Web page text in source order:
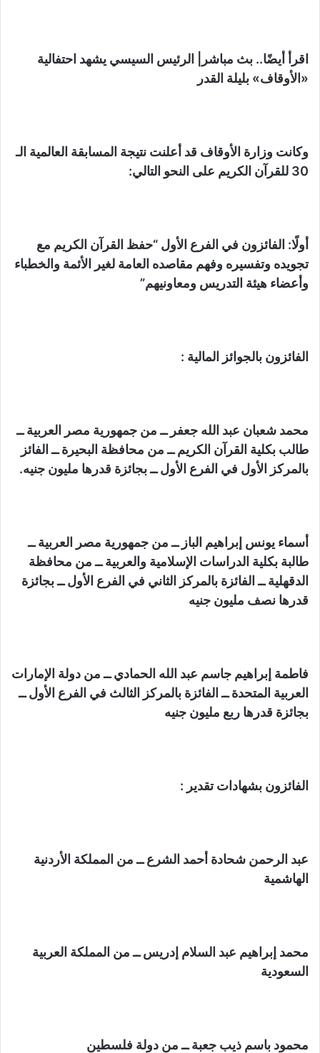
اقرأ أيضًا.. بث مباشر| الرئيس السيسي يشهد احتفالية
«الأوقاف» بليلة القدر
وكانت وزارة الأوقاف قد أعلنت نتيجة المسابقة العالمية الـ
30 للقرآن الكريم على النحو التالي:
أولًا: الفائزون في الفرع الأول “حفظ القرآن الكريم مع
تجويده وتفسيره وفهم مقاصده العامة لغير الأئمة والخطباء
وأعضاء هيئة التدريس ومعاونيهم”
الفائزون بالجوائز المالية :
محمد شعبان عبد الله جعفر ــ من جمهورية مصر العربية ــ
طالب بكلية القرآن الكريم ــ من محافظة البحيرة ــ الفائز
بالمركز الأول في الفرع الأول ــ بجائزة قدرها مليون جنيه.
أسماء يونس إبراهيم الباز ــ من جمهورية مصر العربية ــ
طالبة بكلية الدراسات الإسلامية والعربية ــ من محافظة
الدقهلية ــ الفائزة بالمركز الثاني في الفرع الأول ــ بجائزة
قدرها نصف مليون جنيه
فاطمة إبراهيم جاسم عبد الله الحمادي ــ من دولة الإمارات
العربية المتحدة ــ الفائزة بالمركز الثالث في الفرع الأول ــ
بجائزة قدرها ربع مليون جنيه
الفائزون بشهادات تقدير :
عبد الرحمن شحادة أحمد الشرع ــ من المملكة الأردنية
الهاشمية
محمد إبراهيم عبد السلام إدريس ــ من المملكة العربية
السعودية
محمود باسم ذيب جعبة ــ من دولة فلسطين